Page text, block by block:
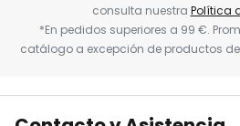
consulta nuestra Política
*En pedidos superiores a 99 €.
catálogo a excepción de productos